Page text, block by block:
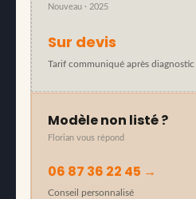
Nouveau · 2025
Sur devis
Tarif communiqué après diagnostic
Modèle non listé ?
Florian vous répond
06 87 36 22 45 →
Conseil personnalisé